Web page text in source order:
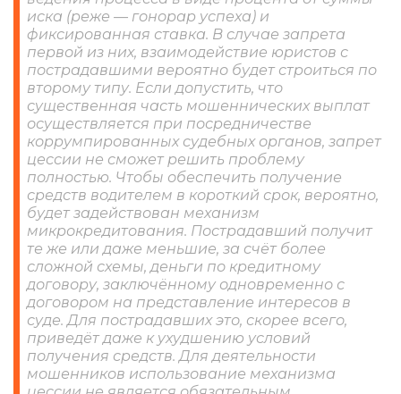
иска (реже — гонорар успеха) и
фиксированная ставка. В случае запрета
первой из них, взаимодействие юристов с
пострадавшими вероятно будет строиться по
второму типу. Если допустить, что
существенная часть мошеннических выплат
осуществляется при посредничестве
коррумпированных судебных органов, запрет
цессии не сможет решить проблему
полностью. Чтобы обеспечить получение
средств водителем в короткий срок, вероятно,
будет задействован механизм
микрокредитования. Пострадавший получит
те же или даже меньшие, за счёт более
сложной схемы, деньги по кредитному
договору, заключённому одновременно с
договором на представление интересов в
суде. Для пострадавших это, скорее всего,
приведёт даже к ухудшению условий
получения средств. Для деятельности
мошенников использование механизма